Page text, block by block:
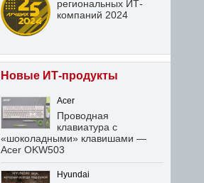
региональных ИТ-
компаний 2024
Новые ИТ-продукты
Acer
Проводная
клавиатура с
«шоколадными» клавишами —
Acer OKW503
Hyundai